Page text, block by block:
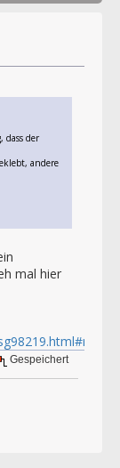
dass der
andere
mal hier
Gespeichert